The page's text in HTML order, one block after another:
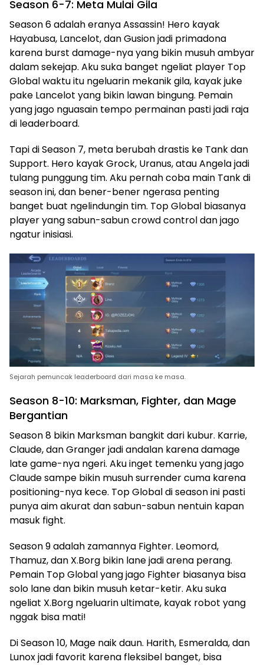
Season 6-7: Meta Mulai Gila
Season 6 adalah eranya Assassin! Hero kayak
Hayabusa, Lancelot, dan Gusion jadi primadona
karena burst damage-nya yang bikin musuh ambyar
dalam sekejap. Aku suka banget ngeliat player Top
Global waktu itu ngeluarin mekanik gila, kayak juke
pake Lancelot yang bikin lawan bingung. Pemain
yang jago nguasain tempo permainan pasti jadi raja
di leaderboard.
Tapi di Season 7, meta berubah drastis ke Tank dan
Support. Hero kayak Grock, Uranus, atau Angela jadi
tulang punggung tim. Aku pernah coba main Tank di
season ini, dan bener-bener ngerasa penting
banget buat ngelindungin tim. Top Global biasanya
player yang sabun-sabun crowd control dan jago
ngatur inisiasi.
Sejarah pemuncak leaderboard dari masa ke masa.
Season 8-10: Marksman, Fighter, dan Mage
Bergantian
Season 8 bikin Marksman bangkit dari kubur. Karrie,
Claude, dan Granger jadi andalan karena damage
late game-nya ngeri. Aku inget temenku yang jago
Claude sampe bikin musuh surrender cuma karena
positioning-nya kece. Top Global di season ini pasti
punya aim akurat dan sabun-sabun nentuin kapan
masuk fight.
Season 9 adalah zamannya Fighter. Leomord,
Thamuz, dan X.Borg bikin lane jadi arena perang.
Pemain Top Global yang jago Fighter biasanya bisa
solo lane dan bikin musuh ketar-ketir. Aku suka
ngeliat X.Borg ngeluarin ultimate, kayak robot yang
nggak bisa mati!
Di Season 10, Mage naik daun. Harith, Esmeralda, dan
Lunox jadi favorit karena fleksibel banget, bisa